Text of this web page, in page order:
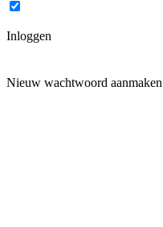
Inloggen
Nieuw wachtwoord aanmaken